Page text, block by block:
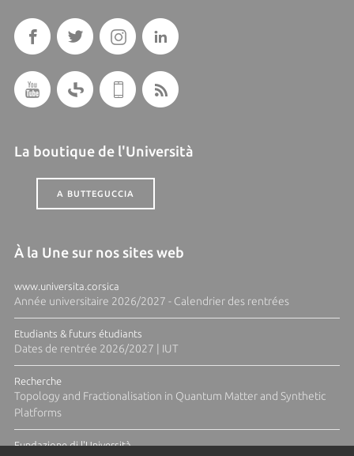
La boutique de l'Università
A BUTTEGUCCIA
À la Une sur nos sites web
www.universita.corsica
Année universitaire 2026/2027 - Calendrier des rentrées
Etudiants & futurs étudiants
Dates de rentrée 2026/2027 | IUT
Recherche
Topology and Fractionalisation in Quantum Matter and Synthetic
Platforms
Fundazione di l'Università